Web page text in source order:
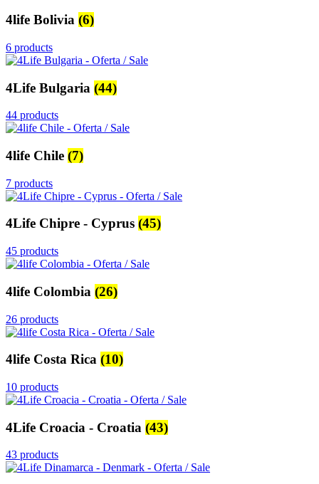
4life Bolivia (6)
6 products
4Life Bulgaria (44)
44 products
4life Chile (7)
7 products
4Life Chipre - Cyprus (45)
45 products
4life Colombia (26)
26 products
4life Costa Rica (10)
10 products
4Life Croacia - Croatia (43)
43 products